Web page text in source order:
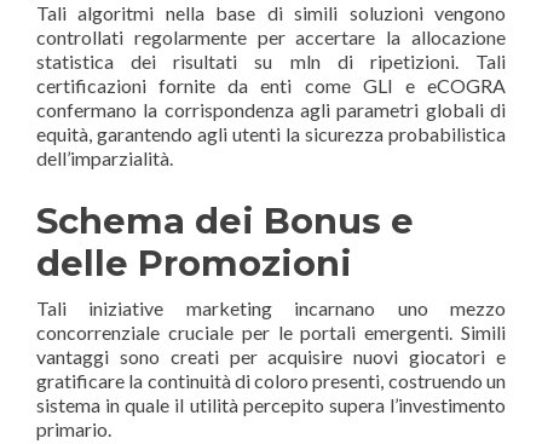
Tali algoritmi nella base di simili soluzioni vengono
controllati regolarmente per accertare la allocazione
statistica dei risultati su mln di ripetizioni. Tali
certificazioni fornite da enti come GLI e eCOGRA
confermano la corrispondenza agli parametri globali di
equità, garantendo agli utenti la sicurezza probabilistica
dell’imparzialità.
Schema dei Bonus e
delle Promozioni
Tali iniziative marketing incarnano uno mezzo
concorrenziale cruciale per le portali emergenti. Simili
vantaggi sono creati per acquisire nuovi giocatori e
gratificare la continuità di coloro presenti, costruendo un
sistema in quale il utilità percepito supera l’investimento
primario.